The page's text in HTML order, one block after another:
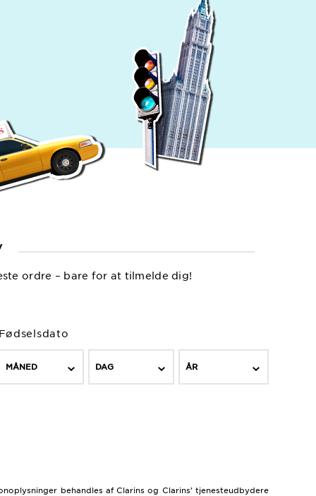
ordre – bare for at tilmelde dig!
MÅNED DAG ÅR
behandles af Clarins og Clarins’ tjenesteudbydere